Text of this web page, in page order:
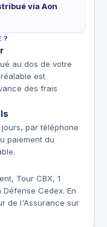
via Aon
?
au dos de votre
est
des frais
par téléphone
paiement du
Tour CBX, 1
Défense Cedex. En
de l'Assurance sur